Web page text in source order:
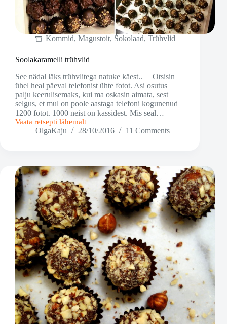
Kommid, Magustoit, Šokolaad, Trühvlid
Soolakaramelli trühvlid
See nädal läks trühvlitega natuke käest.. Otsisin
ühel heal päeval telefonist ühte fotot. Asi osutus
palju keerulisemaks, kui ma oskasin aimata, sest
selgus, et mul on poole aastaga telefoni kogunenud
1200 fotot. 1000 neist on kassidest. Mis seal…
Vaata retsepti lähemalt
Soolakaramelli
trühvlidOlgaKaju 28/10/2016 11 Comments